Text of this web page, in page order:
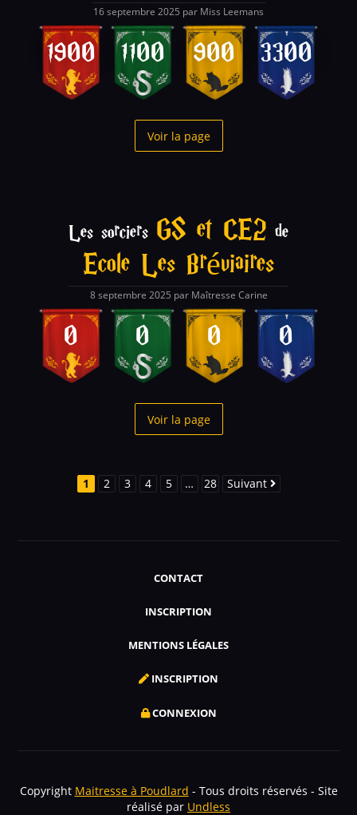
16 septembre 2025 par Miss Leemans
1900 1100 900 3300
Voir la page
Les sorciers GS et CE2 de
Ecole Les Bréviaires
8 septembre 2025 par Maîtresse Carine
0 0 0 0
Voir la page
1 2 3 4 5 … 28 Suivant
CONTACT
INSCRIPTION
MENTIONS LÉGALES
INSCRIPTION
CONNEXION
Copyright Maitresse à Poudlard - Tous droits réservés - Site
réalisé par Undless